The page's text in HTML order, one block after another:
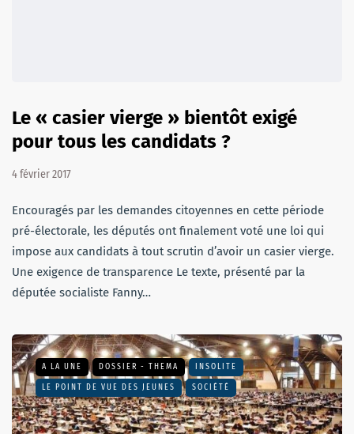
Le « casier vierge » bientôt exigé
pour tous les candidats ?
4 février 2017
Encouragés par les demandes citoyennes en cette période
pré-électorale, les députés ont finalement voté une loi qui
impose aux candidats à tout scrutin d’avoir un casier vierge.
Une exigence de transparence Le texte, présenté par la
députée socialiste Fanny…
A LA UNE DOSSIER - THEMA INSOLITE
LE POINT DE VUE DES JEUNES SOCIÉTÉ